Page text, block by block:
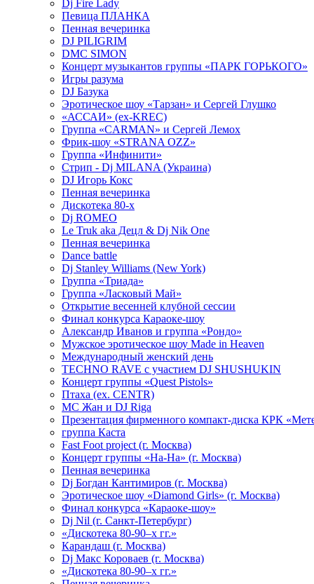
Dj Fire Lady
Певица ПЛАНКА
Пенная вечеринка
DJ PILIGRIM
DMC SIMON
Концерт музыкантов группы «ПАРК ГОРЬКОГО»
Игры разума
DJ Базука
Эротическое шоу «Тарзан» и Сергей Глушко
«АССАИ» (ex-KREC)
Группа «CARMAN» и Сергей Лемох
Фрик-шоу «STRANA OZZ»
Группа «Инфинити»
Стрип - Dj MILANA (Украина)
DJ Игорь Кокс
Пенная вечеринка
Дискотека 80-х
Dj ROMEO
Le Truk aka Децл & Dj Nik One
Пенная вечеринка
Dance battle
Dj Stanley Williams (New York)
Группа «Триада»
Группа «Ласковый Май»
Открытие весенней клубной сессии
Финал конкурса Караоке-шоу
Александр Иванов и группа «Рондо»
Мужское эротическое шоу Made in Heaven
Международный женский день
TECHNO RAVE с участием DJ SHUSHUKIN
Концерт группы «Quest Pistols»
Птаха (ex. CENTR)
МС Жан и DJ Riga
Презентация фирменного компакт-диска КРК
группа Каста
Fast Foot project (г. Москва)
Концерт группы «На-На» (г. Москва)
Пенная вечеринка
Dj Богдан Кантимиров (г. Москва)
Эротическое шоу «Diamond Girls» (г. Москва)
Финал конкурса «Караоке-шоу»
Dj Nil (г. Санкт-Петербург)
«Дискотека 80-90–х гг.»
Карандаш (г. Москва)
Dj Макс Короваев (г. Москва)
«Дискотека 80-90–х гг.»